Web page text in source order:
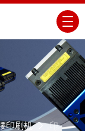
印刷机
印